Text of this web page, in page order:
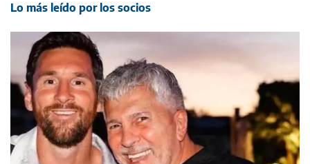
Lo más leído por los socios